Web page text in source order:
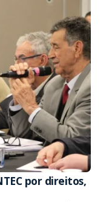
por direitos,